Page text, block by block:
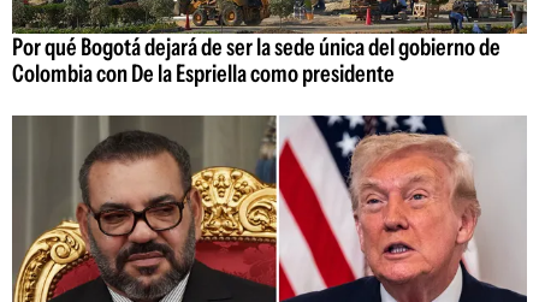
Por qué Bogotá dejará de ser la sede única del gobierno de
Colombia con De la Espriella como presidente